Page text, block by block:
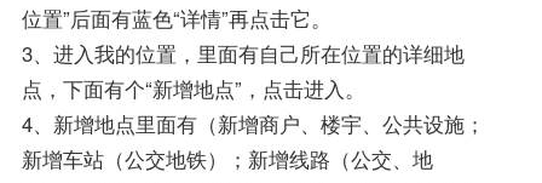
位置”后面有蓝色“详情”再点击它。
3、进入我的位置，里面有自己所在位置的详细地
点，下面有个“新增地点”，点击进入。
4、新增地点里面有（新增商户、楼宇、公共设施；
新增车站（公交地铁）；新增线路（公交、地